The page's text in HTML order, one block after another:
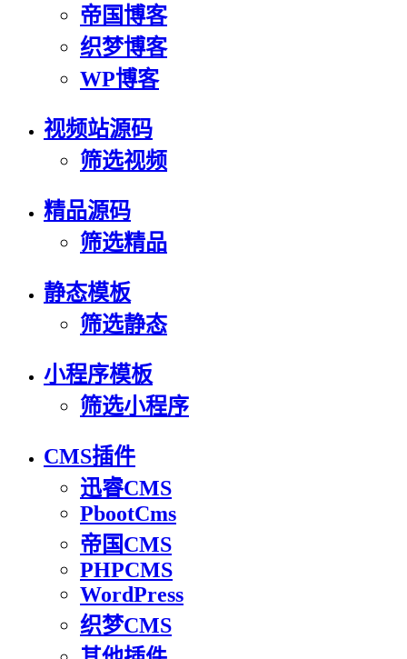
帝国博客
织梦博客
WP博客
视频站源码
筛选视频
精品源码
筛选精品
静态模板
筛选静态
小程序模板
筛选小程序
CMS插件
迅睿CMS
PbootCms
帝国CMS
PHPCMS
WordPress
织梦CMS